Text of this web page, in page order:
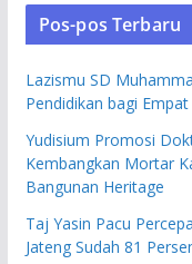
Pos-pos Terbaru
Lazismu SD
Pendidikan bagi
Yudisium Promosi
Kembangkan Mortar
Bangunan Heritage
Taj Yasin Pacu
Jateng Sudah 81